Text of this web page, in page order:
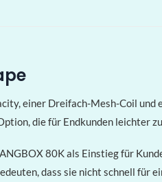
einer Dreifach-Mesh-Coil
die für Endkunden leichter
80K als Einstieg für
dass sie nicht schnell für